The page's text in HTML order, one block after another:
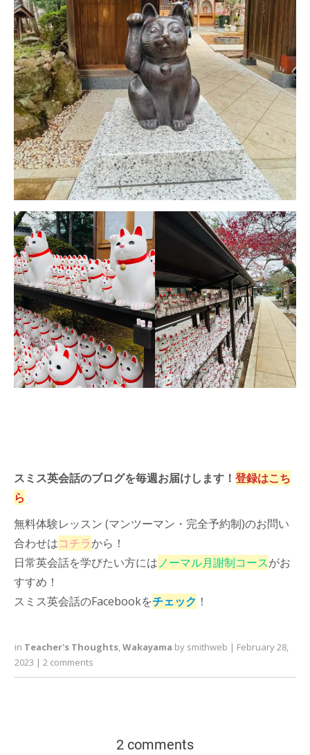
スミス英会話のブログを毎週お届けします！ 登録はこち
ら
無料体験レッスン (マンツーマン・完全予約制)のお問い
合わせはコチラから！
日常英会話を学びたい方にはノーマル月謝制コースがお
すすめ！
スミス英会話のFacebookをチェック ！
in Teacher's Thoughts,Wakayama by smithweb | February 28,
2023 | 2 comments
2 comments